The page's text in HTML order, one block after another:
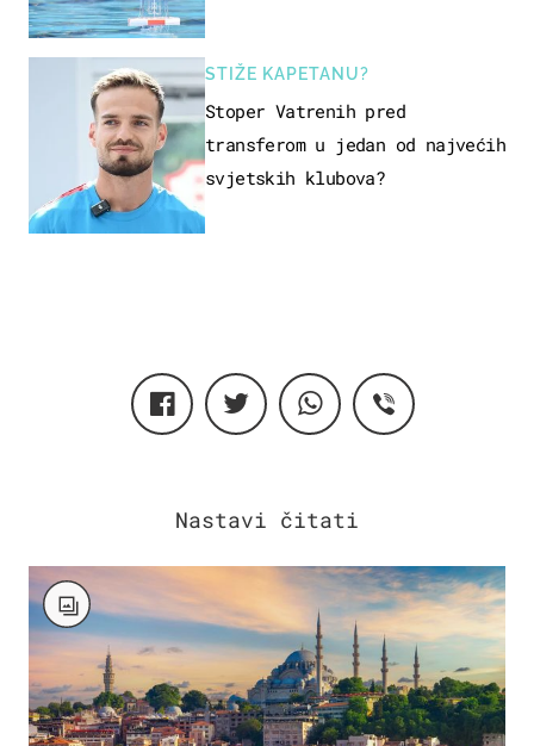
STIŽE KAPETANU?
Stoper Vatrenih pred
transferom u jedan od najvećih
svjetskih klubova?